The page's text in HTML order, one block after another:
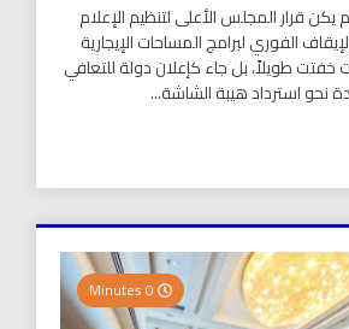
قرار المجلس الأعلى لتنظيم الإعلام
الفوري لبرامج المساحات الإيجارية
خفتت طويلاً، بل جاء كإعلان دولة للتعافي
نحو استرداد هيبة الشاشة...